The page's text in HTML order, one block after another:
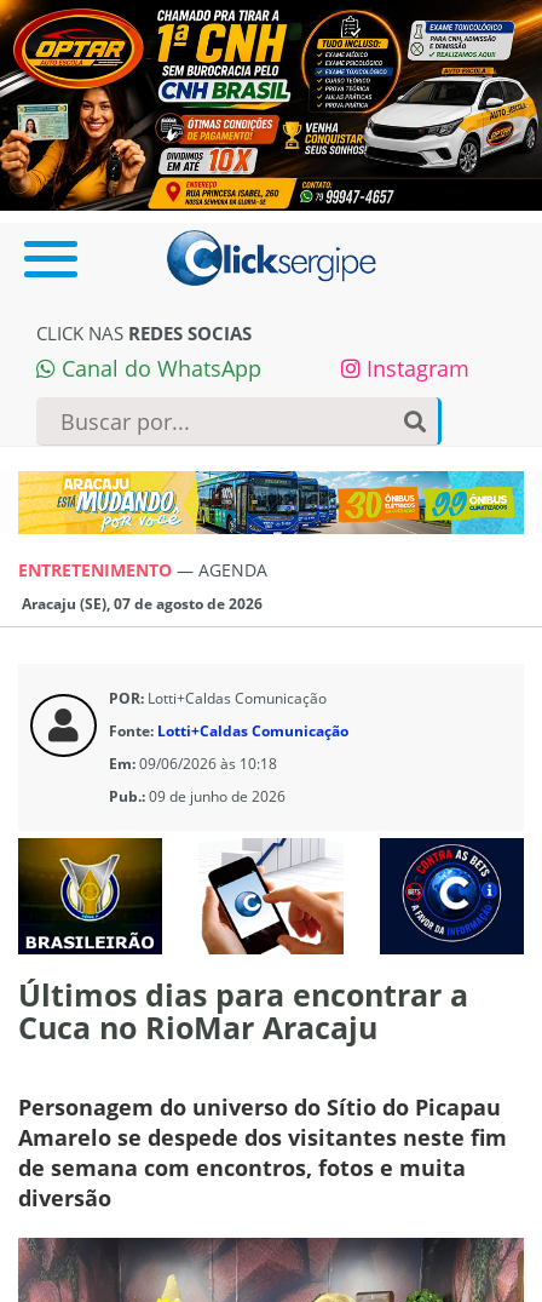
CLICK NAS REDES SOCIAS
Canal do WhatsApp Instagram
ENTRETENIMENTO — AGENDA
Aracaju (SE), 07 de agosto de 2026
POR: Lotti+Caldas Comunicação
Fonte: Lotti+Caldas Comunicação
Em:09/06/2026 às 10:18
Pub.:09 de junho de 2026
Últimos dias para encontrar a
Cuca no RioMar Aracaju
Personagem do universo do Sítio do Picapau
Amarelo se despede dos visitantes neste fim
de semana com encontros, fotos e muita
diversão